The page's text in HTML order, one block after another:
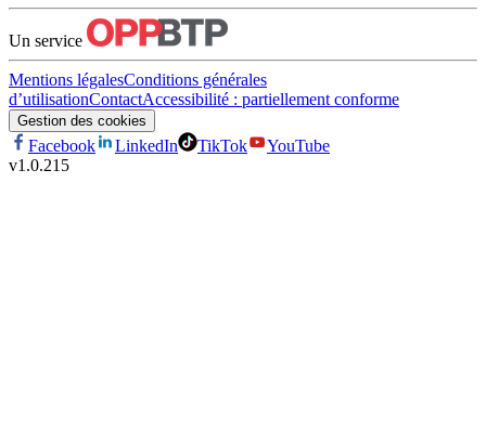
Un service
Mentions légalesConditions générales
d’utilisationContactAccessibilité : partiellement conforme
Gestion des cookies
Facebook LinkedIn TikTok
YouTube
v1.0.215